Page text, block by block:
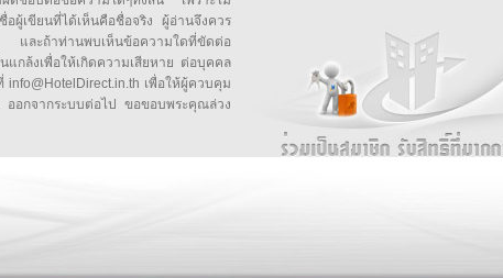
อผู้เขียนที่ได้เห็นคือชื่อจริง ผู้อ่านจึงควร
ะถ้าท่านพบเห็นข้อความใดที่ขัดต่อ
แกล้งเพื่อให้เกิดความเสียหาย ต่อบุคคล
เพื่อให้ผู้ควบคุม
อกจากระบบต่อไป ขอขอบพระคุณล่วง